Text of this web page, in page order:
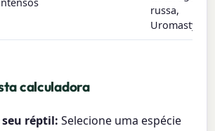
russa,
Uromastyx
calculadora
seu réptil: Selecione uma espécie